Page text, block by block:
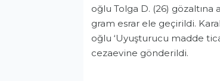
oğlu Tolga D. (26) gözaltına
gram esrar ele geçirildi.
oğlu ‘Uyuşturucu madde
cezaevine gönderildi.